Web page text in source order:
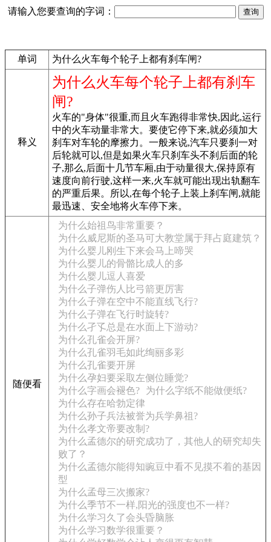
请输入您要查询的字词：
单词 为什么火车每个轮子上都有刹车闸?
释义
为什么火车每个轮子上都有刹车
闸?
火车的"身体"很重,而且火车跑得非常快,因此,运行
中的火车动量非常大。要使它停下来,就必须加大
刹车对车轮的摩擦力。一般来说,汽车只要刹一对
后轮就可以,但是如果火车只刹车头不刹后面的轮
子,那么,后面十几节车厢,由于动量很大,保持原有
速度向前行驶,这样一来,火车就可能出现出轨翻车
的严重后果。所以,在每个轮子上装上刹车闸,就能
最迅速、安全地将火车停下来。
随便看
为什么始祖鸟非常重要？
为什么威尼斯的圣马可大教堂属于拜占庭建筑？
为什么婴儿刚生下来会马上啼哭
为什么婴儿的骨骼比成人的多
为什么婴儿逗人喜爱
为什么子弹伤人比弓箭更厉害
为什么子弹在空中不能直线飞行?
为什么子弹在飞行时旋转?
为什么孑孓总是在水面上下游动?
为什么孔雀会开屏?
为什么孔雀羽毛如此绚丽多彩
为什么孔雀要开屏
为什么孕妇要采取左侧位睡觉?
为什么字画会褪色?
为什么字纸不能做便纸?
为什么存在哈勃定律
为什么孙子兵法被誉为兵学鼻祖?
为什么孝文帝要改制?
为什么孟德尔的研究成功了，其他人的研究却失
败了？
为什么孟德尔能得知豌豆中看不见摸不着的基因
型
为什么孟母三次搬家?
为什么季节不一样,阳光的强度也不一样?
为什么学习久了会头昏脑胀
为什么学习数学很重要？